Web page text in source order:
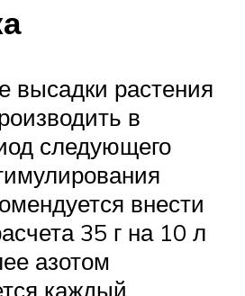
высадки растения
в
следующего
внести
35 г на 10 л
азотом
каждый